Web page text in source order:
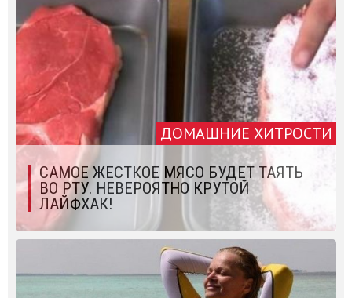
ДОМАШНИЕ ХИТРОСТИ
САМОЕ ЖЕСТКОЕ МЯСО БУДЕТ ТАЯТЬ
ВО РТУ. НЕВЕРОЯТНО КРУТОЙ
ЛАЙФХАК!